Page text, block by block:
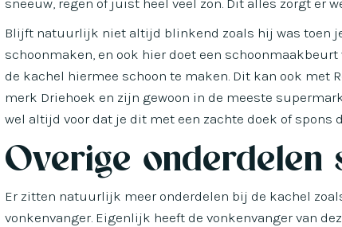
sneeuw, regen of juist heel veel zon. Dit alles zorgt er
Blijft natuurlijk niet altijd blinkend zoals hij was toen
schoonmaken, en ook hier doet een
de kachel hiermee schoon te maken. Dit kan ook met
merk Driehoek en zijn gewoon in de meeste
wel altijd voor dat je dit met een zachte doek of
Overige onderdelen
Er zitten natuurlijk meer onderdelen bij de kachel
vonkenvanger. Eigenlijk heeft de vonkenvanger van